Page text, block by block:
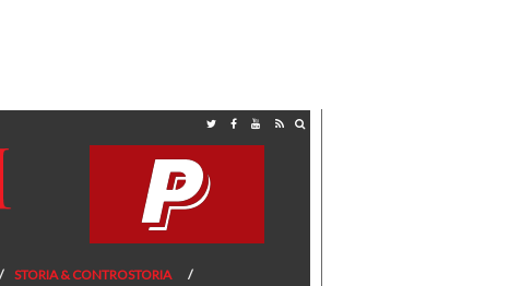
STORIA & CONTROSTORIA